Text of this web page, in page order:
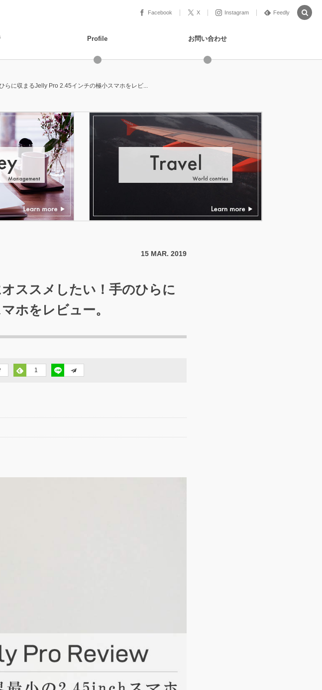
Facebook X Instagram Feedly
Profile お問い合わせ
らに収まるJelly Pro 2.45インチの極小スマホをレビ...
15 MAR. 2019
ススメしたい！手のひらに
ホをレビュー。
1